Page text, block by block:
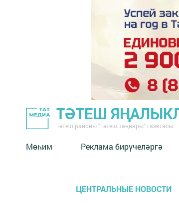
ТӘТЕШ
Тәтеш районы "Тәтеш таңнары" газетасы
Мөһим Реклама бирүчеләргә
ЦЕНТРАЛЬНЫЕ НОВОСТИ